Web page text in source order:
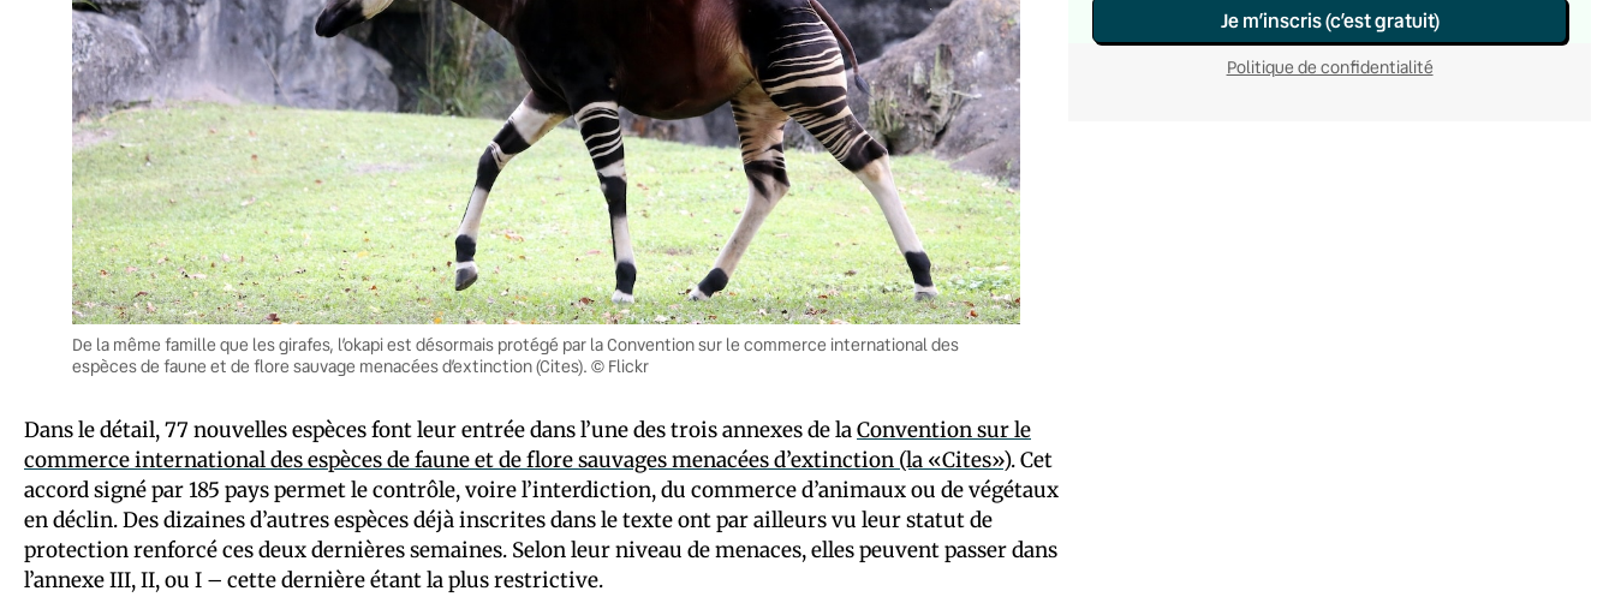
De la même famille que les girafes, l’okapi est désormais protégé par la Convention sur le commerce international des
espèces de faune et de flore sauvage menacées d’extinction (Cites). © Flickr
Dans le détail, 77 nouvelles espèces font leur entrée dans l’une des trois annexes de laConvention sur le
commerce international des espèces de faune et de flore sauvages menacées d’extinction (la «Cites»). Cet
accord signé par 185 pays permet le contrôle, voire l’interdiction, du commerce d’animaux ou de végétaux
en déclin. Des dizaines d’autres espèces déjà inscrites dans le texte ont par ailleurs vu leur statut de
protection renforcé ces deux dernières semaines. Selon leur niveau de menaces, elles peuvent passer dans
l’annexe III, II, ou I – cette dernière étant la plus restrictive.
Je m’inscris (c’est gratuit)
Politique de confidentialité